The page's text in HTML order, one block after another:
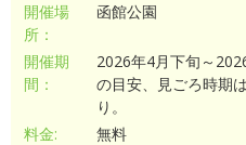
開催場
所：
函館公園
開催期
間：
2026年4月下旬～
の目安、見ごろ時期
り。
料金:
無料